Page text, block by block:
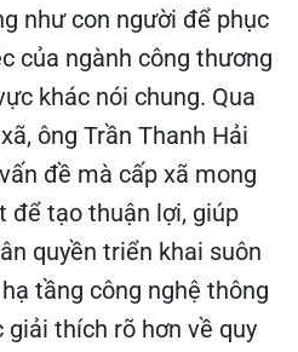
như con người để phục
của ngành công thương
khác nói chung. Qua
ông Trần Thanh Hải
đề mà cấp xã mong
để tạo thuận lợi, giúp
quyền triển khai suôn
tầng công nghệ thông
thích rõ hơn về quy